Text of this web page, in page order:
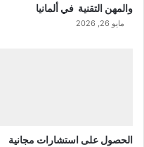
والمهن التقنية في ألمانيا
مايو 26, 2026
الحصول على استشارات مجانية